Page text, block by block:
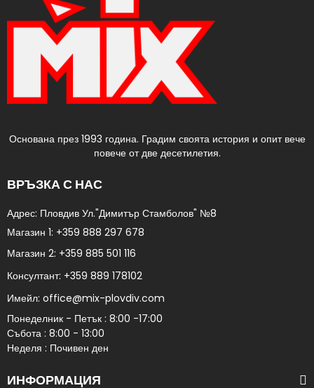
Основана през 1993 година. Градим своята история и опит вече
повече от две десетилетия.
ВРЪЗКА С НАС
Адрес: Пловдив Ул."Димитър Стамболов" №8​
Магазин 1: +359 888 297 678
Магазин 2: +359 885 501 116
Консултант: +359 889 178102​
Имейл: office@mix-plovdiv.com
Понеделник - Петък : 8:00 -17:00
Събота : 8:00 - 13:00
Неделя : Почивен ден
ИНФОРМАЦИЯ